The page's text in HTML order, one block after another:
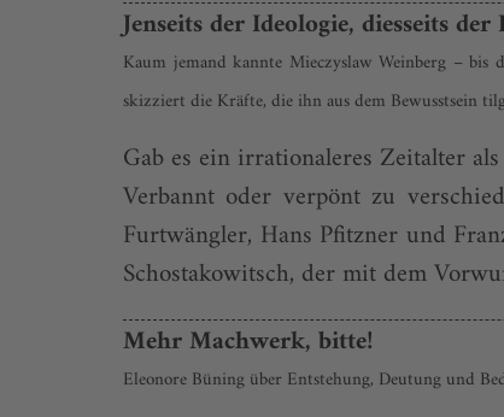
Jenseits der Ideologie, diesseits
Kaum jemand kannte Mieczyslaw Weinberg – bis
skizziert die Kräfte, die ihn aus dem Bewusstsein
Gab es ein irrationaleres Zeitalter
Verbannt oder verpönt zu
Furtwängler, Hans Pfitzner und
Schostakowitsch, der mit dem
Mehr Machwerk, bitte!
Eleonore Büning über Entstehung, Deutung und